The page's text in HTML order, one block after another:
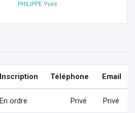
PHILIPPE Yves
Inscription Téléphone Email
En ordre Privé Privé